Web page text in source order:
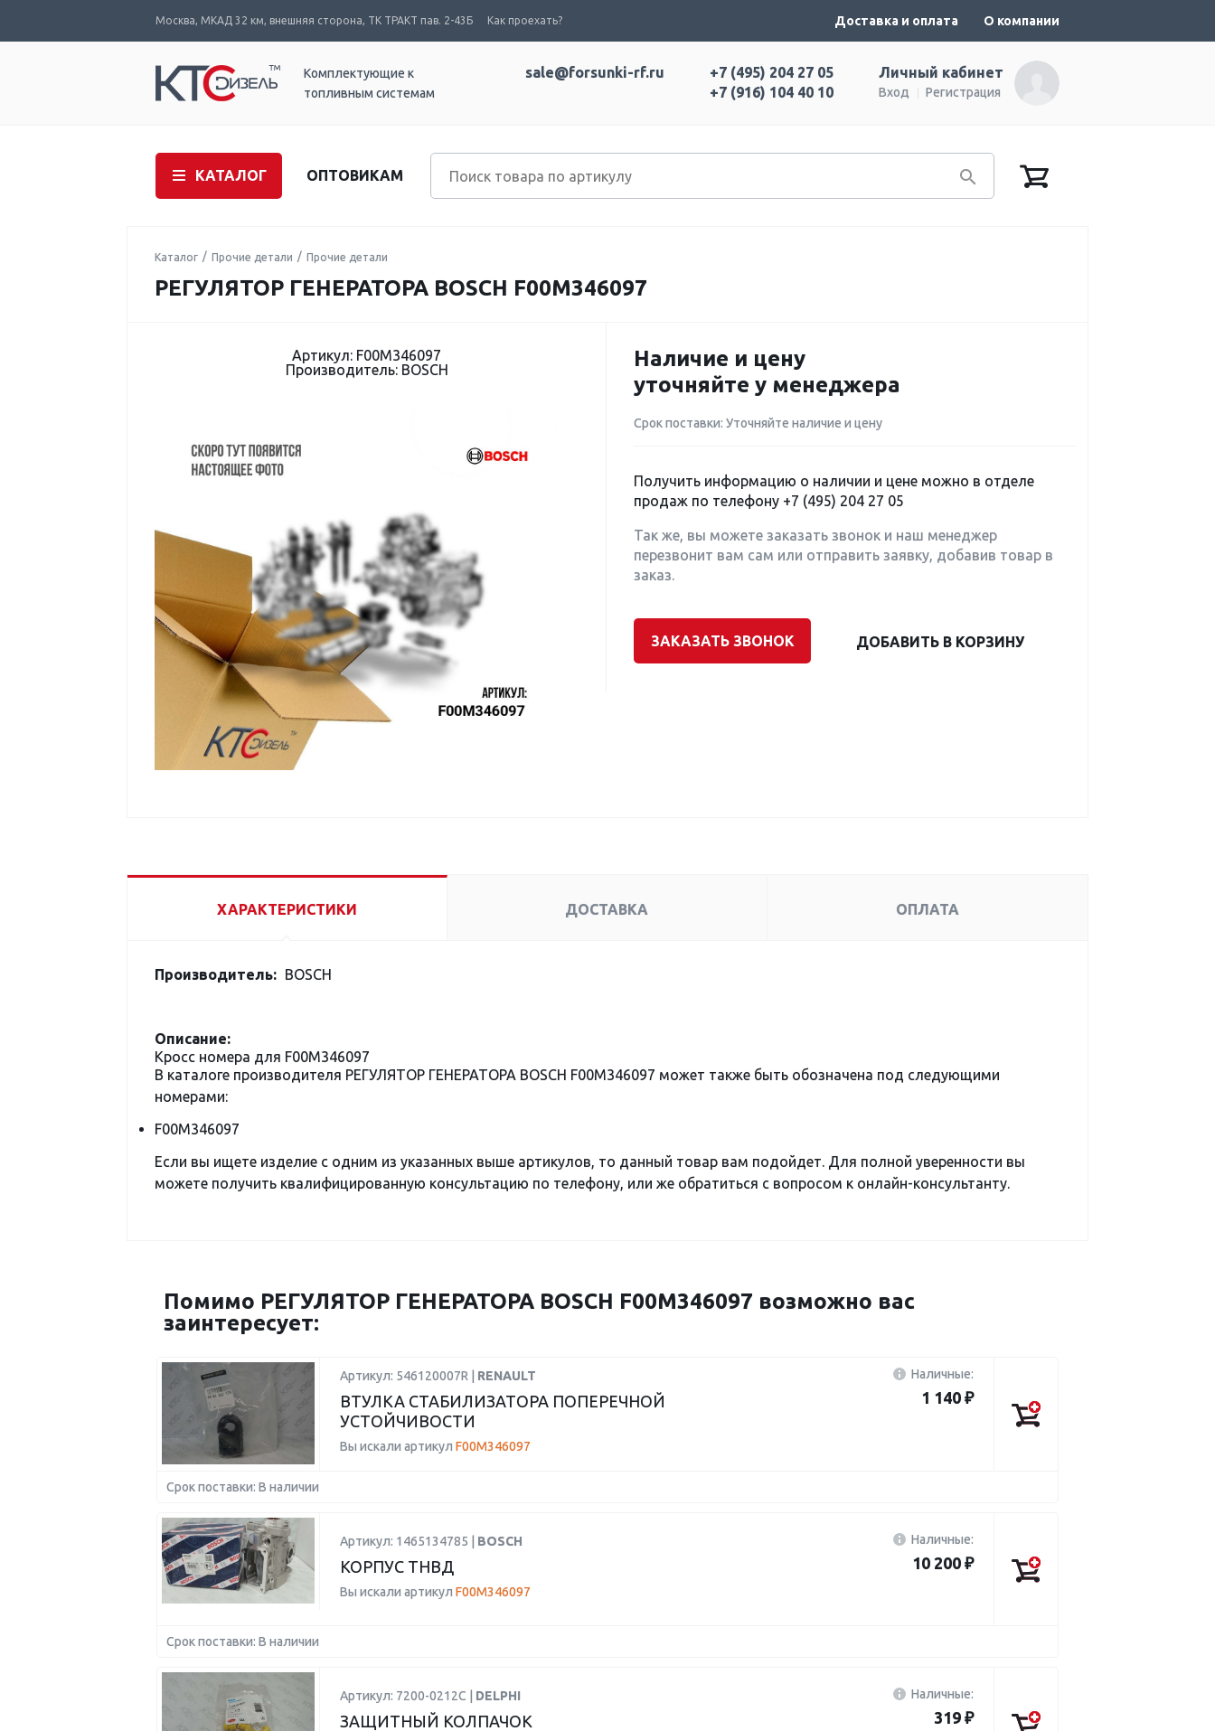
Москва, МКАД 32 км, внешняя сторона, ТК ТРАКТ пав. 2-43Б Как проехать? Доставка и оплата О компании
Комплектующие к
топливным системам
Личный кабинет
Вход Регистрация
+7 (495) 204 27 05
+7 (916) 104 40 10
sale@forsunki-rf.ru
КАТАЛОГ ОПТОВИКАМ
Каталог Прочие детали Прочие детали
РЕГУЛЯТОР ГЕНЕРАТОРА BOSCH F00M346097
Артикул: F00M346097
Производитель: BOSCH
Наличие и цену
уточняйте у менеджера
Срок поставки: Уточняйте наличие и цену
Получить информацию о наличии и цене можно в отделе
продаж по телефону +7 (495) 204 27 05
Так же, вы можете заказать звонок и наш менеджер
перезвонит вам сам или отправить заявку, добавив товар в
заказ.
ЗАКАЗАТЬ ЗВОНОК ДОБАВИТЬ В КОРЗИНУ
ХАРАКТЕРИСТИКИ ДОСТАВКА ОПЛАТА
Производитель: BOSCH
Описание:
Кросс номера для F00M346097
В каталоге производителя РЕГУЛЯТОР ГЕНЕРАТОРА BOSCH F00M346097 может также быть обозначена под следующими
номерами:
F00M346097
Если вы ищете изделие с одним из указанных выше артикулов, то данный товар вам подойдет. Для полной уверенности вы
можете получить квалифицированную консультацию по телефону, или же обратиться с вопросом к онлайн-консультанту.
Помимо РЕГУЛЯТОР ГЕНЕРАТОРА BOSCH F00M346097 возможно вас
заинтересует:
Артикул: 546120007R | RENAULT
ВТУЛКА СТАБИЛИЗАТОРА ПОПЕРЕЧНОЙ
УСТОЙЧИВОСТИ
Вы искали артикул F00M346097
Наличные:
1 140 ₽
Срок поставки: В наличии
Артикул: 1465134785 | BOSCH
КОРПУС ТНВД
Вы искали артикул F00M346097
Наличные:
10 200 ₽
Срок поставки: В наличии
Артикул: 7200-0212C | DELPHI
ЗАЩИТНЫЙ КОЛПАЧОК
Наличные:
319 ₽